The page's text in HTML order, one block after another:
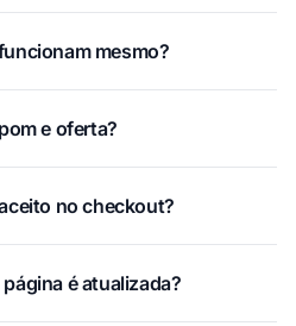
mesmo?
e oferta?
no checkout?
é atualizada?